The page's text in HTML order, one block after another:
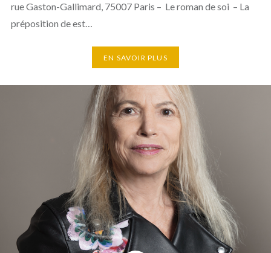
rue Gaston-Gallimard, 75007 Paris – Le roman de soi – La
préposition de est…
EN SAVOIR PLUS